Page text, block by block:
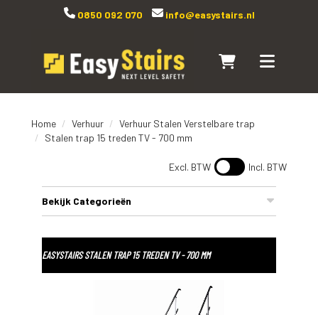
0850 092 070 info@easystairs.nl
Naar winkelwagen
Toggle
Home Verhuur
Verhuur Stalen Verstelbare trap
Stalen trap 15 treden TV - 700 mm
Excl. BTW Incl. BTW
Bekijk Categorieën
EASYSTAIRS STALEN TRAP 15 TREDEN TV - 700 MM